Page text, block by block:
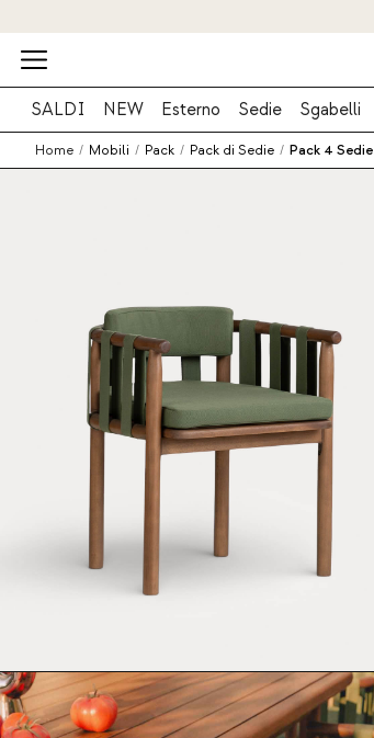
SALDI NEW Esterno Sedie Sgabelli
Home / Mobili / Pack / Pack di Sedie / Pack 4 Sedie